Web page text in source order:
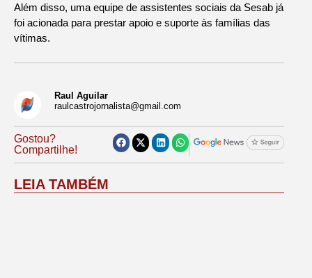
Além disso, uma equipe de assistentes sociais da Sesab já
foi acionada para prestar apoio e suporte às famílias das
vítimas.
Raul Aguilar
raulcastrojornalista@gmail.com
Gostou?
Compartilhe!
LEIA TAMBÉM